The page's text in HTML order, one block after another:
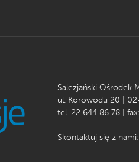
Salezjański Ośrodek
ul. Korowodu 20 |
tel. 22 644 86 78 |
Skontaktuj się z nami: